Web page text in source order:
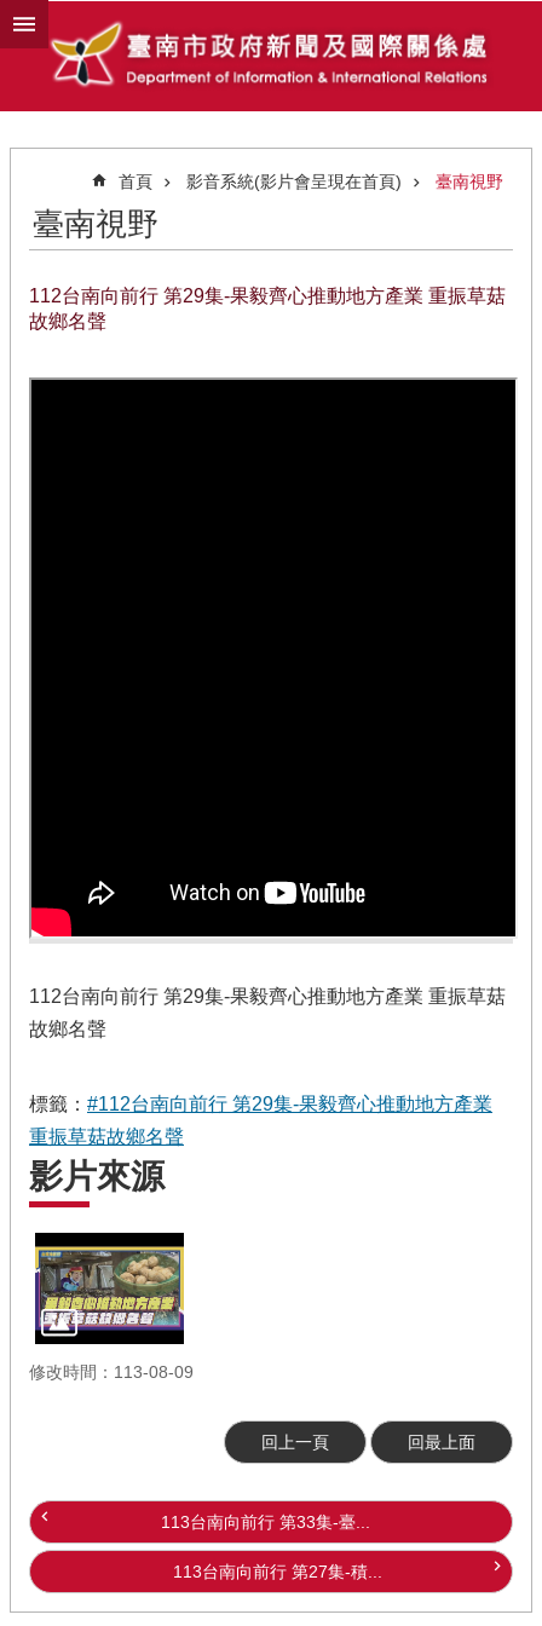
跳到主要內容區塊
首頁 影音系統(影片會呈現在首頁) 臺南視野
臺南視野
112台南向前行 第29集-果毅齊心推動地方產業 重振草菇
故鄉名聲
112台南向前行 第29集-果毅齊心推動地方產業 重振草菇
故鄉名聲
標籤： #112台南向前行 第29集-果毅齊心推動地方產業
重振草菇故鄉名聲
影片來源
修改時間：113-08-09
回上一頁 回最上面
113台南向前行 第33集-臺...
113台南向前行 第27集-積...